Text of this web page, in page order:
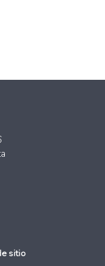
en el
hace balance del
sitio